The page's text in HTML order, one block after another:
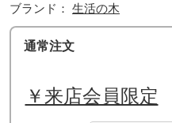
ブランド： 生活の木
通常注文
￥来店会員限定